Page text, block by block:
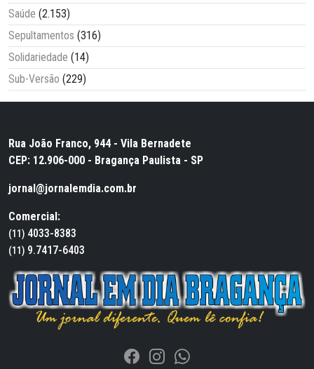
Saúde (2.153)
Sepultamentos (316)
Solidariedade (14)
Sub-Versão (229)
Rua João Franco, 944 - Vila Bernadete
CEP: 12.906-000 - Bragança Paulista - SP
jornal@jornalemdia.com.br
Comercial:
(11) 4033-8383
(11) 9.7417-6403